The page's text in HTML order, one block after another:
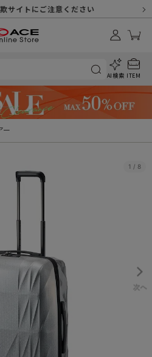
震に伴う配送への影響について
パーレス化（電子化）のお知らせ
物量増等に伴う配送への影響について
サイトにご注意ください
届かない場合に関しまして
せのご対応に関しまして
まし詐欺にご注意ください
AI検索 ITEM
ー
1 / 8